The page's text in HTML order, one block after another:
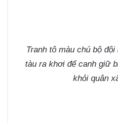
Tranh tô màu chú bộ
tàu ra khơi để canh giữ
khỏi quân